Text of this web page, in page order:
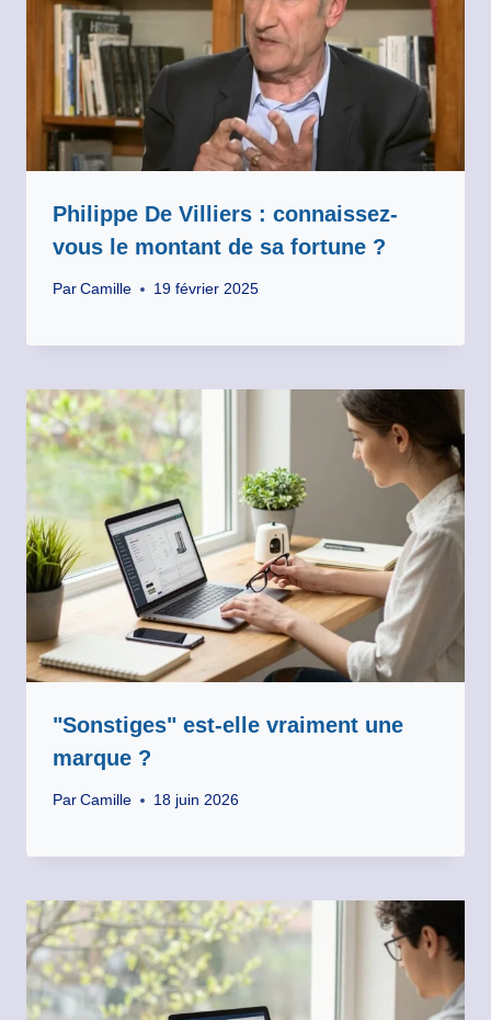
Philippe De Villiers : connaissez-
vous le montant de sa fortune ?
Par Camille 19 février 2025
"Sonstiges" est-elle vraiment une
marque ?
Par Camille 18 juin 2026